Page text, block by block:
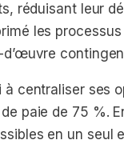
réduisant leur
les
centraliser ses
paie de 75 %.
en un seul